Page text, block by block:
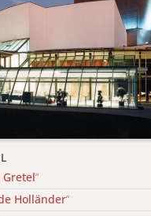
“
Holländer“